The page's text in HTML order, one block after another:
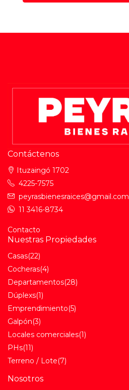
Contáctenos
Ituzaingó 1702
4225-7575
peyrasbienesraices@gmail.com
11 3416-8734
Contacto
Nuestras Propiedades
Casas(22)
Cocheras(4)
Departamentos(28)
Dúplexs(1)
Emprendimiento(5)
Galpón(3)
Locales comerciales(1)
PHs(11)
Terreno / Lote(7)
Nosotros